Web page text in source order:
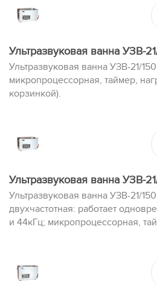
Ультразвуковая ванна УЗВ-
Ультразвуковая ванна УЗВ-21/
микропроцессорная, таймер,
корзинкой).
Ультразвуковая ванна УЗВ-
Ультразвуковая ванна УЗВ-21/
двухчастотная: работает
и 44кГц; микропроцессорная,